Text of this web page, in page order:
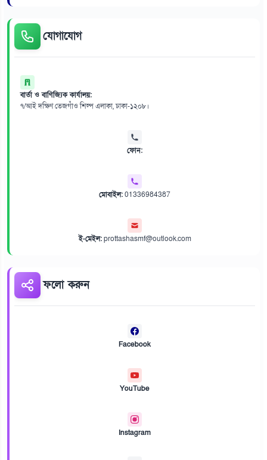
যোগাযোগ
বার্তা ও বাণিজ্যিক কার্যালয়:
৭/আই দক্ষিণ তেজগাঁও শিল্প এলাকা, ঢাকা-১২০৮।
ফোন:
মোবাইল:01336984387
ই-মেইল:prottashasmf@outlook.com
ফলো করুন
Facebook
YouTube
Instagram